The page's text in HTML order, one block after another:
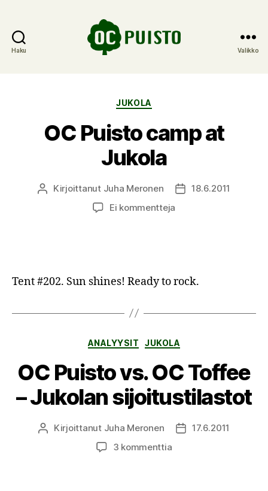
Haku Valikko
Kategoriat
JUKOLA
OC Puisto camp at
Jukola
Kirjoittaja
Kirjoittanut Juha Meronen Julkaisupäivämäärä
18.6.2011
Ei kommentteja
Tent #202. Sun shines! Ready to rock.
Kategoriat
ANALYYSIT JUKOLA
OC Puisto vs. OC Toffee
– Jukolan sijoitustilastot
Kirjoittaja
Kirjoittanut Juha Meronen Julkaisupäivämäärä
17.6.2011
3 kommenttiaartikkeliin